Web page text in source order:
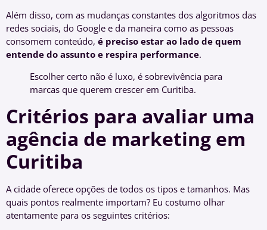
Além disso, com as mudanças constantes dos algoritmos das
redes sociais, do Google e da maneira como as pessoas
consomem conteúdo, é preciso estar ao lado de quem
entende do assunto e respira performance.
Escolher certo não é luxo, é sobrevivência para
marcas que querem crescer em Curitiba.
Critérios para avaliar uma
agência de marketing em
Curitiba
A cidade oferece opções de todos os tipos e tamanhos. Mas
quais pontos realmente importam? Eu costumo olhar
atentamente para os seguintes critérios: